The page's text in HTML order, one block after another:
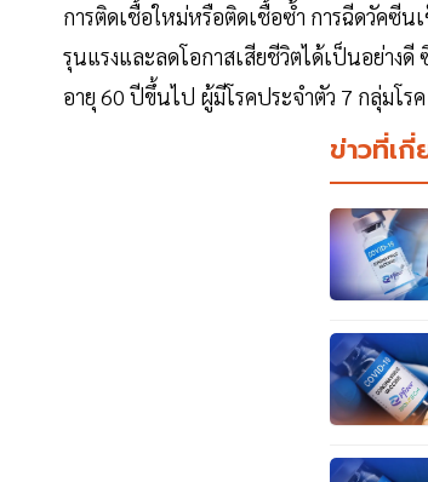
การติดเชื้อใหม่หรือติดเชื้อซ้ำ การฉีดวัคซีน
รุนแรงและลดโอกาสเสียชีวิตได้เป็นอย่างดี
อายุ 60 ปีขึ้นไป ผู้มีโรคประจำตัว 7 กลุ่มโร
ข่าวที่เ